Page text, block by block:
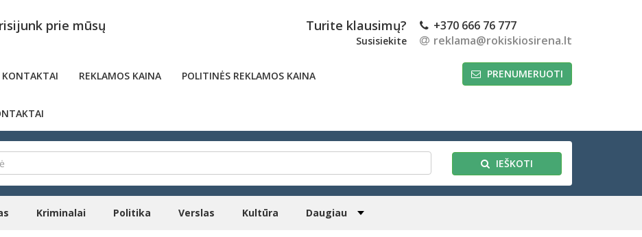
prie mūsų Turite klausimų?
Susisiekite
+370 666 76 777
reklama@rokiskiosirena.lt
KONTAKTAI REKLAMOS KAINA POLITINĖS REKLAMOS KAINA PRENUMERUOTI
IEŠKOTI
Kriminalai Politika Verslas Kultūra Daugiau